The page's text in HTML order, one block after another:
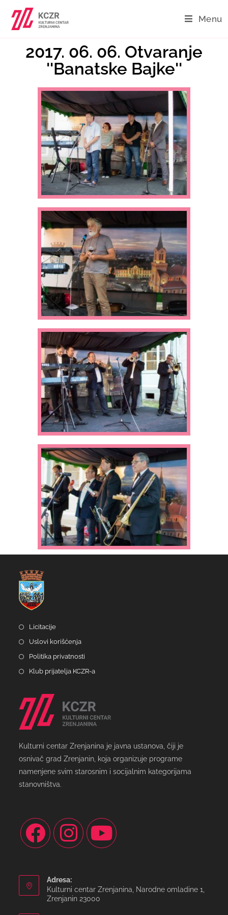
Menu
2017. 06. 06. Otvaranje
''Banatske Bajke''
Licitacije
Uslovi korišćenja
Politika privatnosti
Klub prijatelja KCZR-a
Kulturni centar Zrenjanina je javna ustanova, čiji je
osnivač grad Zrenjanin, koja organizuje programe
namenjene svim starosnim i socijalnim kategorijama
stanovništva.
Adresa:
Kulturni centar Zrenjanina, Narodne omladine 1,
Zrenjanin 23000